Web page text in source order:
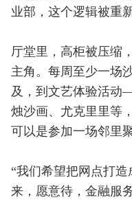
业部，这个逻辑被重
厅堂里，高柜被压缩
主角。每周至少一场
及，到文艺体验活
烛沙画、尤克里里等
可以是参加一场邻里聚
“我们希望把网点打造
来，愿意待，金融服